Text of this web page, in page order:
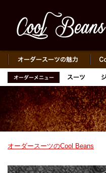
オーダースーツのCool Beans